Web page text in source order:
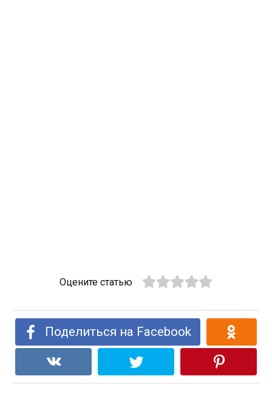
Оцените статью
Поделиться на Facebook